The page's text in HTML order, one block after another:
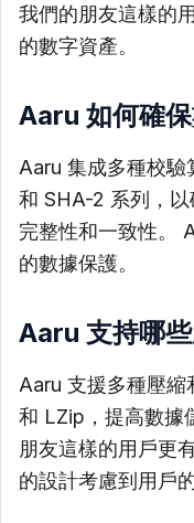
我們的朋友這樣的
的數字資產。
Aaru 如何確
Aaru 集成多種校
和 SHA-2 系列，
完整性和一致性。
的數據保護。
Aaru 支持哪
Aaru 支援多種壓
和 LZip，提高數據
朋友這樣的用戶更
的設計考慮到用戶